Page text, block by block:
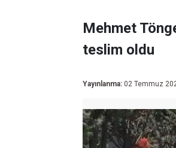
Mehmet
teslim oldu
Yayınlanma: 02 Temmuz